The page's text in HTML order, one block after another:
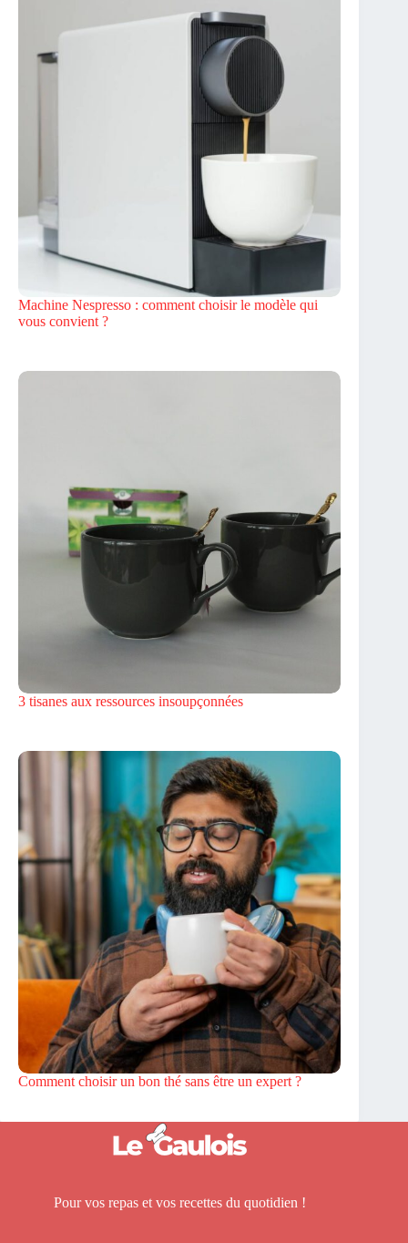
Machine Nespresso : comment choisir le modèle qui
vous convient ?
3 tisanes aux ressources insoupçonnées
Comment choisir un bon thé sans être un expert ?
Pour vos repas et vos recettes du quotidien !